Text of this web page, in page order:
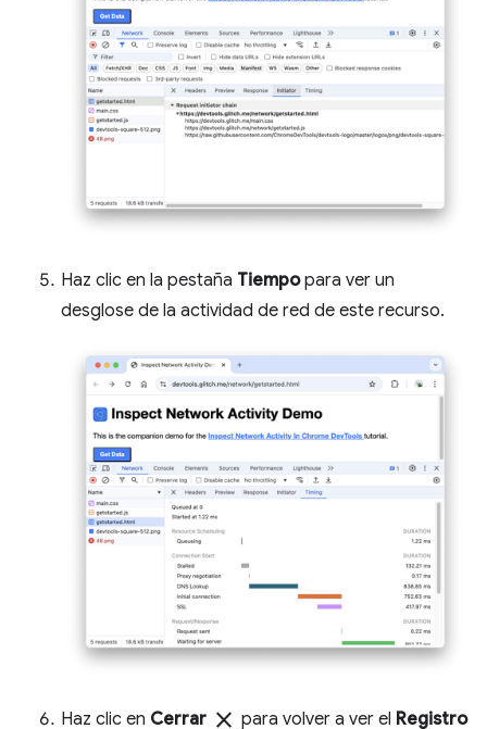
Haz clic en la pestaña Tiempopara ver un
desglose de la actividad de red de este recurso.
Haz clic en Cerrar close para volver a ver el Registro